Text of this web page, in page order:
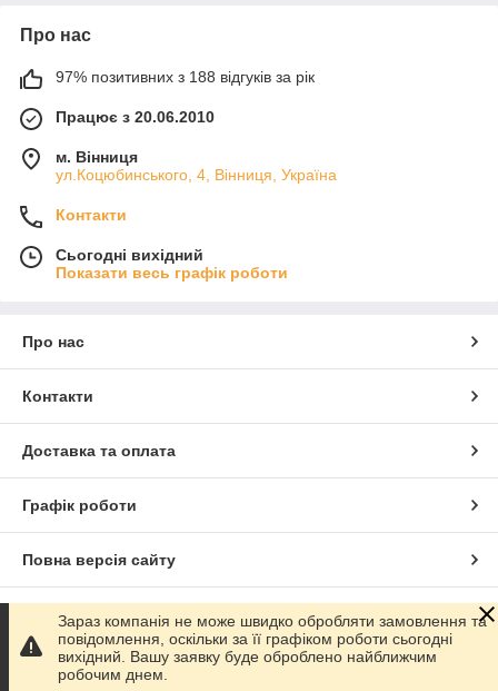
Про нас
97% позитивних з 188 відгуків за рік
Працює з 20.06.2010
м. Вінниця
ул.Коцюбинського, 4, Вінниця, Україна
Контакти
Сьогодні вихідний
Показати весь графік роботи
Про нас
Контакти
Доставка та оплата
Графік роботи
Повна версія сайту
Сайт створено на маркетплейсіProm.ua
Політика конфіденційності
Зараз компанія не може швидко обробляти замовлення та
повідомлення, оскільки за її графіком роботи сьогодні
вихідний. Вашу заявку буде оброблено найближчим
робочим днем.